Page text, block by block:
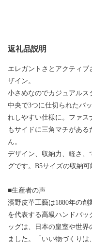
返礼品説明
エレガントさとアクティ
ザイン。
小さめなのでカジュアルス
中央で3つに仕切られたバ
れしやすい仕様に。ファ
もサイドに三角マチがあ
ん。
デザイン、収納力、軽さ、
グです。B5サイズの収納可
■生産者の声
濱野皮革工藝は1880年の
を代表する高級ハンドバ
ッグは、日本の皇室や世
ました。「いい物づくり